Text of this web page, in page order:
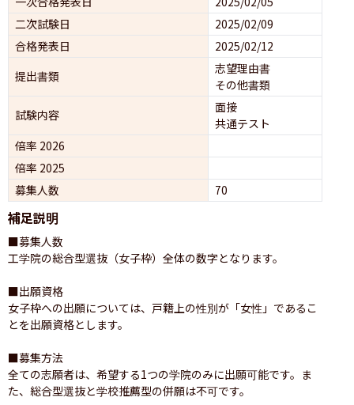
二次試験日
2025/02/09
合格発表日
2025/02/12
提出書類
志望理由書
その他書類
試験内容
面接
共通テスト
倍率 2026
倍率 2025
募集人数
70
補足説明
■募集人数
工学院の総合型選抜（女子枠）全体の数字となります。
■出願資格
女子枠への出願については、戸籍上の性別が「女性」であるこ
とを出願資格とします。
■募集方法
全ての志願者は、希望する1つの学院のみに出願可能です。ま
た、総合型選抜と学校推薦型の併願は不可です。